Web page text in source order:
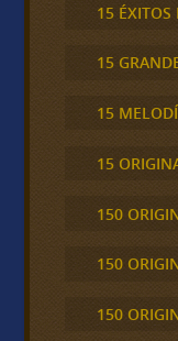
15 ÉXITOS
15
15
15
150
150
150